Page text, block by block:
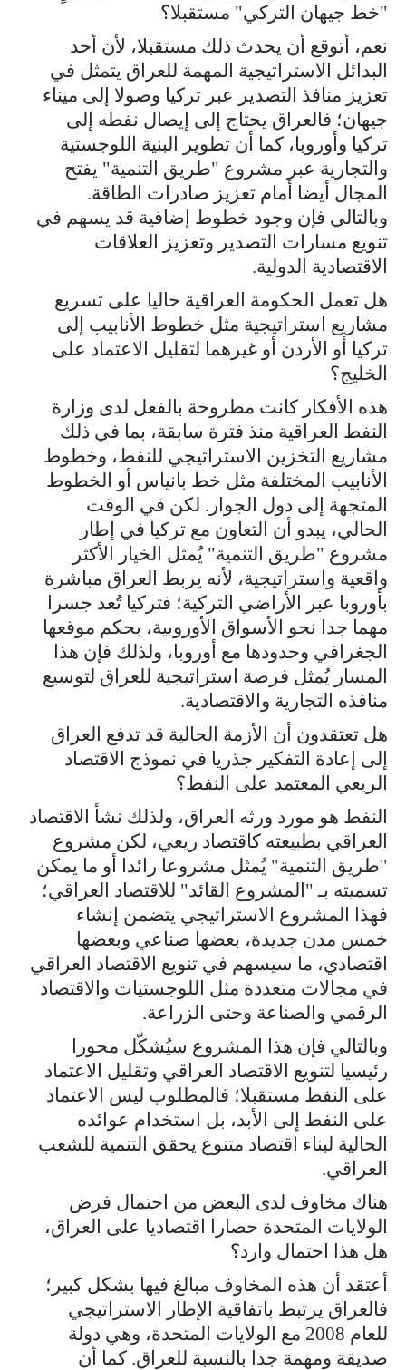
"خط جيهان التركي" مستقبلا؟
نعم، أتوقع أن يحدث ذلك مستقبلا، لأن أحد
البدائل الاستراتيجية المهمة للعراق يتمثل في
تعزيز منافذ التصدير عبر تركيا وصولا إلى ميناء
جيهان؛ فالعراق يحتاج إلى إيصال نفطه إلى
تركيا وأوروبا، كما أن تطوير البنية اللوجستية
والتجارية عبر مشروع "طريق التنمية" يفتح
المجال أيضا أمام تعزيز صادرات الطاقة.
وبالتالي فإن وجود خطوط إضافية قد يسهم في
تنويع مسارات التصدير وتعزيز العلاقات
الاقتصادية الدولية.
هل تعمل الحكومة العراقية حاليا على تسريع
مشاريع استراتيجية مثل خطوط الأنابيب إلى
تركيا أو الأردن أو غيرهما لتقليل الاعتماد على
الخليج؟
هذه الأفكار كانت مطروحة بالفعل لدى وزارة
النفط العراقية منذ فترة سابقة، بما في ذلك
مشاريع التخزين الاستراتيجي للنفط، وخطوط
الأنابيب المختلفة مثل خط بانياس أو الخطوط
المتجهة إلى دول الجوار. لكن في الوقت
الحالي، يبدو أن التعاون مع تركيا في إطار
مشروع "طريق التنمية" يُمثل الخيار الأكثر
واقعية واستراتيجية، لأنه يربط العراق مباشرة
بأوروبا عبر الأراضي التركية؛ فتركيا تُعد جسرا
مهما جدا نحو الأسواق الأوروبية، بحكم موقعها
الجغرافي وحدودها مع أوروبا، ولذلك فإن هذا
المسار يُمثل فرصة استراتيجية للعراق لتوسيع
منافذه التجارية والاقتصادية.
هل تعتقدون أن الأزمة الحالية قد تدفع العراق
إلى إعادة التفكير جذريا في نموذج الاقتصاد
الريعي المعتمد على النفط؟
النفط هو مورد ورثه العراق، ولذلك نشأ الاقتصاد
العراقي بطبيعته كاقتصاد ريعي، لكن مشروع
"طريق التنمية" يُمثل مشروعا رائدا أو ما يمكن
تسميته بـ "المشروع القائد" للاقتصاد العراقي؛
فهذا المشروع الاستراتيجي يتضمن إنشاء
خمس مدن جديدة، بعضها صناعي وبعضها
اقتصادي، ما سيسهم في تنويع الاقتصاد العراقي
في مجالات متعددة مثل اللوجستيات والاقتصاد
الرقمي والصناعة وحتى الزراعة.
وبالتالي فإن هذا المشروع سيُشكّل محورا
رئيسيا لتنويع الاقتصاد العراقي وتقليل الاعتماد
على النفط مستقبلا؛ فالمطلوب ليس الاعتماد
على النفط إلى الأبد، بل استخدام عوائده
الحالية لبناء اقتصاد متنوع يحقق التنمية للشعب
العراقي.
هناك مخاوف لدى البعض من احتمال فرض
الولايات المتحدة حصارا اقتصاديا على العراق،
هل هذا احتمال وارد؟
أعتقد أن هذه المخاوف مبالغ فيها بشكل كبير؛
فالعراق يرتبط باتفاقية الإطار الاستراتيجي
للعام 2008 مع الولايات المتحدة، وهي دولة
صديقة ومهمة جدا بالنسبة للعراق. كما أن